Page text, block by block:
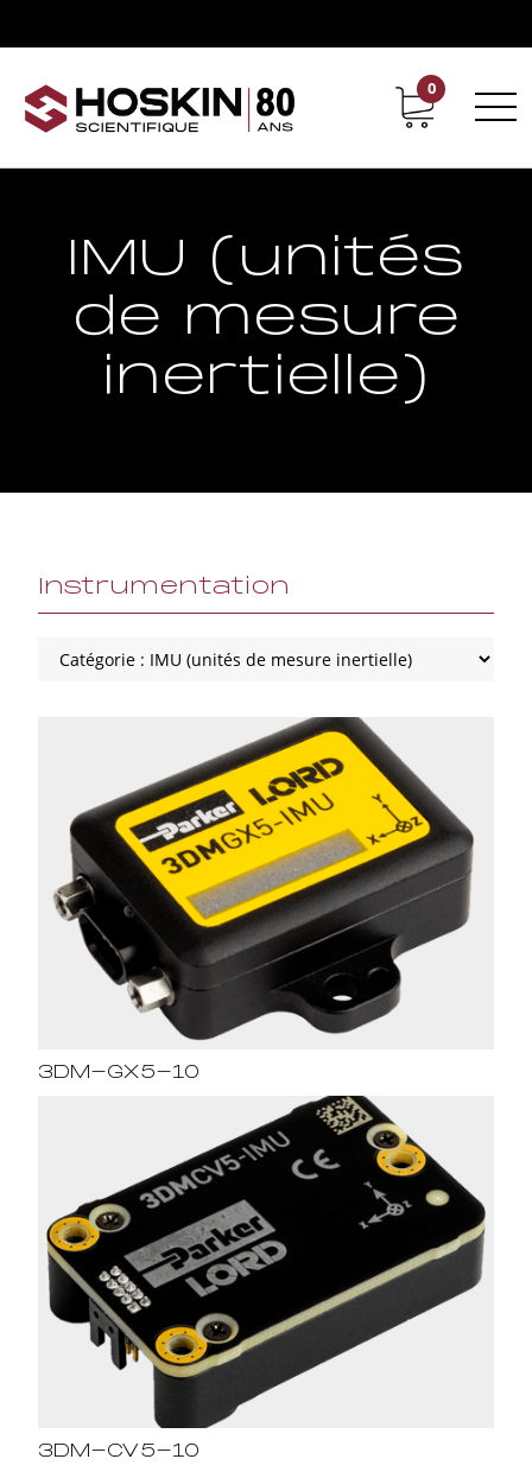
Support Carrières chez Hoskin
0
IMU (unités
de mesure
inertielle)
Instrumentation
3DM-GX5-10
3DM-CV5-10